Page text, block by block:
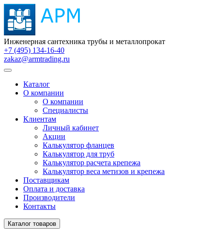
Инженерная сантехника трубы и металлопрокат
+7 (495) 134-16-40
zakaz@armtrading.ru
Каталог
О компании
О компании
Специалисты
Клиентам
Личный кабинет
Акции
Калькулятор фланцев
Калькулятор для труб
Калькулятор расчета крепежа
Калькулятор веса метизов и крепежа
Поставщикам
Оплата и доставка
Производители
Контакты
Каталог товаров